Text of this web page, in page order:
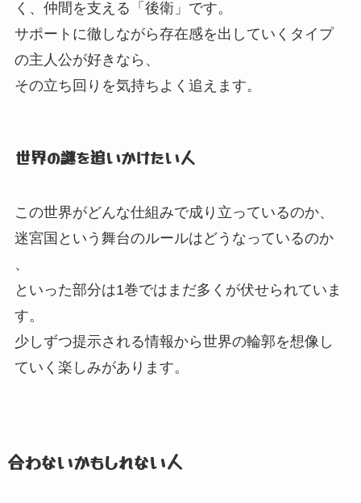
く、 仲間を支える「後衛」 です。
サポートに徹しながら存在感を出していくタイプ
の主人公が好きなら、
その立ち回りを気持ちよく追えます。
世界の謎を追いかけたい人
この世界がどんな仕組みで成り立っているのか、
迷宮国という舞台のルールはどうなっているのか
、
といった部分は1巻ではまだ多くが伏せられていま
す。
少しずつ提示される情報から世界の輪郭を想像し
ていく楽しみがあります。
合わないかもしれない人